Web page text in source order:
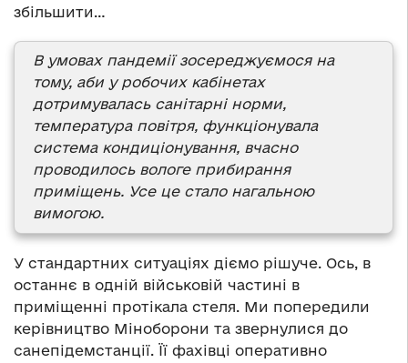
збільшити…
В умовах пандемії зосереджуємося на
тому, аби у робочих кабінетах
дотримувалась санітарні норми,
температура повітря, функціонувала
система кондиціонування, вчасно
проводилось вологе прибирання
приміщень. Усе це стало нагальною
вимогою.
У стандартних ситуаціях діємо рішуче. Ось, в
останнє в одній військовій частині в
приміщенні протікала стеля. Ми попередили
керівництво Міноборони та звернулися до
санепідемстанції. Її фахівці оперативно